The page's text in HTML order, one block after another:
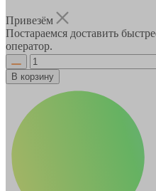
Привезём
Постараемся доставить
оператор.
В корзину